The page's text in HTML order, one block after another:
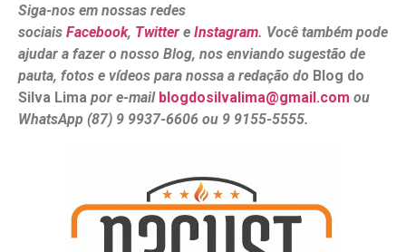
Siga-nos em nossas redes
sociais Facebook, Twitter e Instagram. Você também pode
ajudar a fazer o nosso Blog, nos enviando sugestão de
pauta, fotos e vídeos para nossa a redação do Blog do
Silva Lima por e-mail blogdosilvalima@gmail.com ou
WhatsApp (87) 9 9937-6606 ou 9 9155-5555.